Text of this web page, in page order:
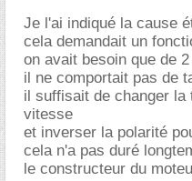
Je l'ai indiqué la cause
cela demandait un
on avait besoin que de
il ne comportait pas de
il suffisait de changer la
vitesse
et inverser la polarité
cela n'a pas duré
le constructeur du